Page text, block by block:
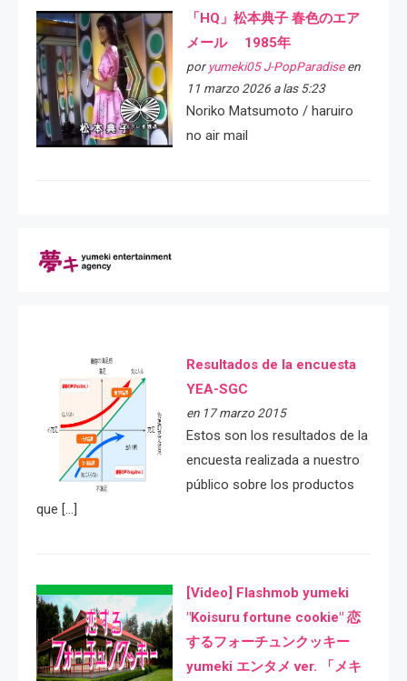
「HQ」松本典子 春色のエア
メール 1985年
por yumeki05 J-PopParadiseen
11 marzo 2026 a las 5:23
Noriko Matsumoto / haruiro
no air mail
Resultados de la encuesta
YEA-SGC
en 17 marzo 2015
Estos son los resultados de la
encuesta realizada a nuestro
público sobre los productos
que […]
[Video] Flashmob yumeki
"Koisuru fortune cookie" 恋
するフォーチュンクッキー
yumeki エンタメ ver. 「メキ